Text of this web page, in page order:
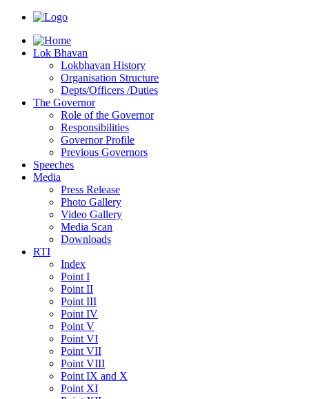
Lok Bhavan
Lokbhavan History
Organisation Structure
Depts/Officers /Duties
The Governor
Role of the Governor
Responsibilities
Governor Profile
Previous Governors
Speeches
Mediа
Press Release
Photo Gallery
Video Gallery
Media Scan
Downloads
RTI
Index
Point I
Point II
Point III
Point IV
Point V
Point VI
Point VII
Point VIII
Point IX and X
Point XI